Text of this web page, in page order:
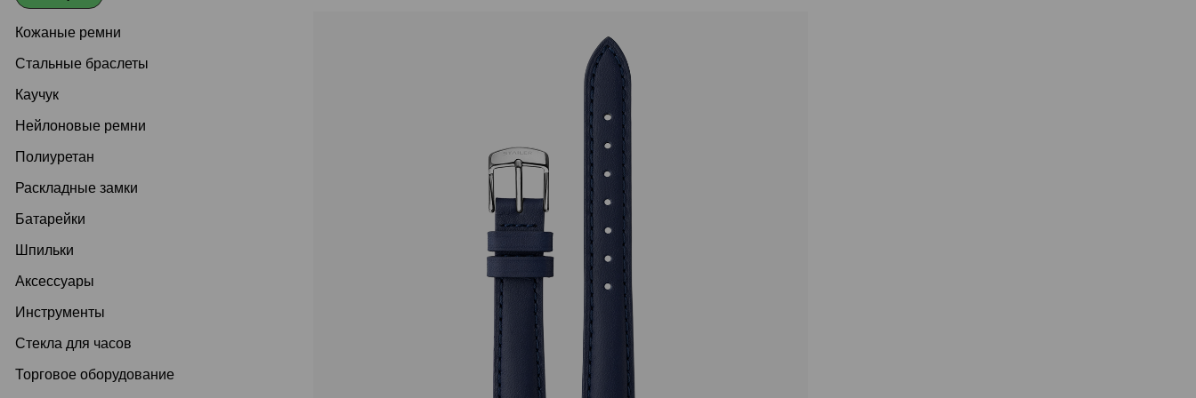
Кожаные ремни
Стальные браслеты
Каучук
Нейлоновые ремни
Полиуретан
Раскладные замки
Батарейки
Шпильки
Аксессуары
Инструменты
Стекла для часов
Торговое оборудование